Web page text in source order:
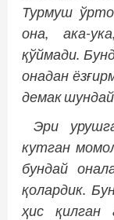
Турмуш
она, ака-
қўймади.
онадан
демак
Эри
кутган
бундай
қолардик.
ҳис қилган